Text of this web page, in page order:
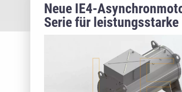
Neue IE4-
Serie für leistungsstarke
Industrieanwendungen